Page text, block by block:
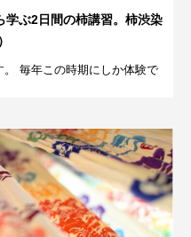
学ぶ2日間の柿講習。柿渋染
。 毎年この時期にしか体験で